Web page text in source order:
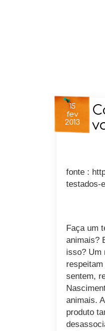
15
fev
2013
fonte :
testados-
Faça um
animais?
isso? Um
sentem,
animais.
produto